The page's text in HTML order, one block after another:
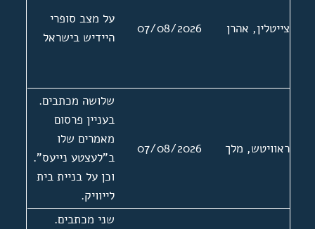
פשוט", "די מעשה
צייטלין, אהרן 07/08/2026
על מצב סופרי
היידיש בישראל
ראוויטש, מלך 07/08/2026
שלושה מכתבים.
בעניין פרסום
מאמרים שלו
ב"לעצטע נייעס".
וכן על בניית בית
לייוויק.
שני מכתבים.